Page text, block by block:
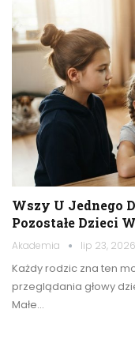
Wszy U Jednego
Pozostałe Dzieci
Akademia lip 23, 2026
Każdy rodzic zna ten
przeglądania głowy
Małe…